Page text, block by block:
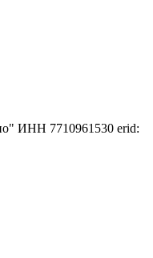
ИНН 7710961530 erid: